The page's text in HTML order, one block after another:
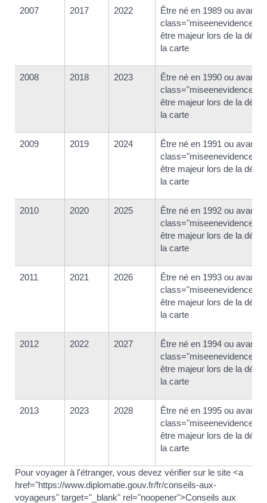
2007 2017 2022
Être né en 1989 ou avant
être majeur lors de la
la carte
2008 2018 2023
Être né en 1990 ou avant
être majeur lors de la
la carte
2009 2019 2024
Être né en 1991 ou avant
être majeur lors de la
la carte
2010 2020 2025
Être né en 1992 ou avant
être majeur lors de la
la carte
2011 2021 2026
Être né en 1993 ou avant
être majeur lors de la
la carte
2012 2022 2027
Être né en 1994 ou avant
être majeur lors de la
la carte
2013 2023 2028
Être né en 1995 ou avant
être majeur lors de la
la carte
Pour voyager à l'étranger, vous devez vérifier sur le site <a
href="https://www.diplomatie.gouv.fr/fr/conseils-aux-
voyageurs" target="_blank" rel="noopener">Conseils aux